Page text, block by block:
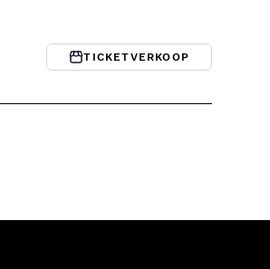
TICKETVERKOOP